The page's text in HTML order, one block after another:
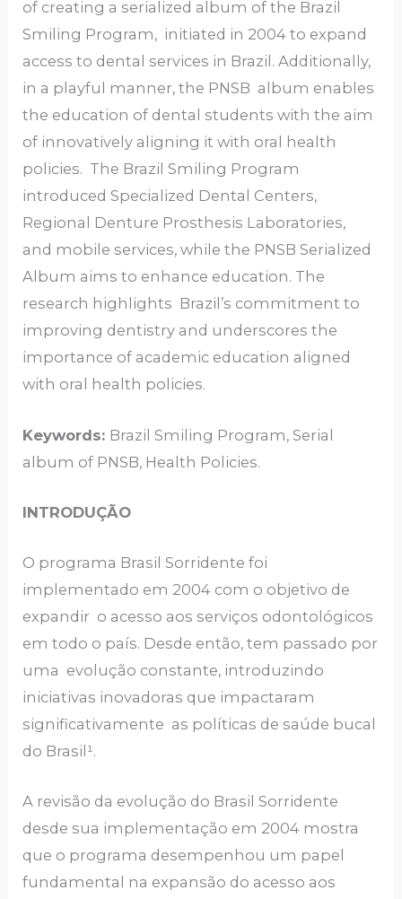
of creating a serialized album of the Brazil
Smiling Program, initiated in 2004 to expand
access to dental services in Brazil. Additionally,
in a playful manner, the PNSB album enables
the education of dental students with the aim
of innovatively aligning it with oral health
policies. The Brazil Smiling Program
introduced Specialized Dental Centers,
Regional Denture Prosthesis Laboratories,
and mobile services, while the PNSB Serialized
Album aims to enhance education. The
research highlights Brazil’s commitment to
improving dentistry and underscores the
importance of academic education aligned
with oral health policies.
Keywords: Brazil Smiling Program, Serial
album of PNSB, Health Policies.
INTRODUÇÃO
O programa Brasil Sorridente foi
implementado em 2004 com o objetivo de
expandir o acesso aos serviços odontológicos
em todo o país. Desde então, tem passado por
uma evolução constante, introduzindo
iniciativas inovadoras que impactaram
significativamente as políticas de saúde bucal
do Brasil¹.
A revisão da evolução do Brasil Sorridente
desde sua implementação em 2004 mostra
que o programa desempenhou um papel
fundamental na expansão do acesso aos